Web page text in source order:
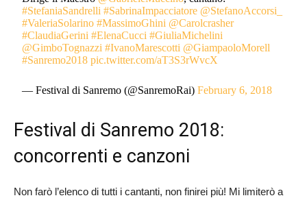
#StefaniaSandrelli #SabrinaImpacciatore @StefanoAccorsi_
#ValeriaSolarino #MassimoGhini @Carolcrasher
#ClaudiaGerini #ElenaCucci #GiuliaMichelini
@GimboTognazzi #IvanoMarescotti @GiampaoloMorell
#Sanremo2018 pic.twitter.com/aT3S3rWvcX
— Festival di Sanremo (@SanremoRai)February 6, 2018
Festival di Sanremo 2018:
concorrenti e canzoni
Non farò l’elenco di tutti i cantanti, non finirei più! Mi limiterò a